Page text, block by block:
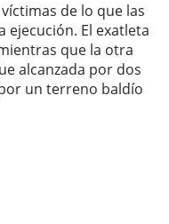
de lo que las
El exatleta
que la otra
alcanzada por dos
un terreno baldío